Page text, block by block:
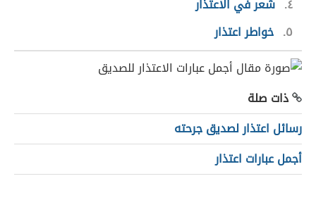
٤ شعر في الاعتذار
٥ خواطر اعتذار
ذات صلة
رسائل اعتذار لصديق جرحته
أجمل عبارات اعتذار